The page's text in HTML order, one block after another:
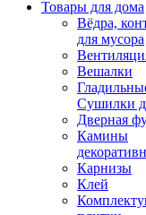
Товары для дома
Вёдра,
для мусора
Вешалки
Сушилки
Дверная
Камины
Карнизы
Клей